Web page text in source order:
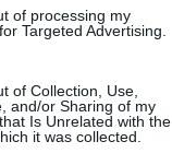
of processing my
Targeted Advertising.
of Collection, Use,
and/or Sharing of my
Is Unrelated with the
it was collected.